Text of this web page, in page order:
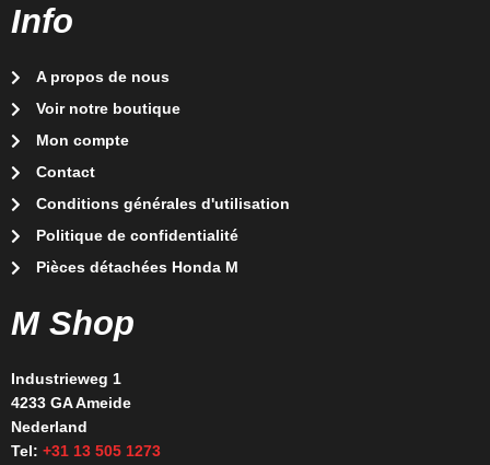
Info
A propos de nous
Voir notre boutique
Mon compte
Contact
Conditions générales d'utilisation
Politique de confidentialité
Pièces détachées Honda M
M Shop
Industrieweg 1
4233 GA Ameide
Nederland
Tel: +31 13 505 1273